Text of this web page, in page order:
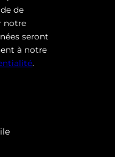
de
notre
seront
à notre
.